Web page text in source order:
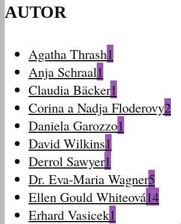
AUTOR
Agatha Thrash1
Anja Schraal1
Claudia Bäcker1
Corina a Nadja Floderovy2
Daniela Garozzo1
David Wilkins1
Derrol Sawyer1
Dr. Eva-Maria Wagner5
Ellen Gould Whiteová14
Erhard Vasicek1